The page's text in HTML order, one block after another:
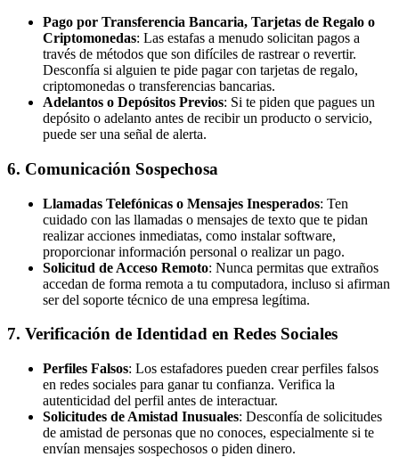
Pago por Transferencia Bancaria, Tarjetas de Regalo o
Criptomonedas: Las estafas a menudo solicitan pagos a
través de métodos que son difíciles de rastrear o revertir.
Desconfía si alguien te pide pagar con tarjetas de regalo,
criptomonedas o transferencias bancarias.
Adelantos o Depósitos Previos: Si te piden que pagues un
depósito o adelanto antes de recibir un producto o servicio,
puede ser una señal de alerta.
6. Comunicación Sospechosa
Llamadas Telefónicas o Mensajes Inesperados: Ten
cuidado con las llamadas o mensajes de texto que te pidan
realizar acciones inmediatas, como instalar software,
proporcionar información personal o realizar un pago.
Solicitud de Acceso Remoto: Nunca permitas que extraños
accedan de forma remota a tu computadora, incluso si afirman
ser del soporte técnico de una empresa legítima.
7. Verificación de Identidad en Redes Sociales
Perfiles Falsos: Los estafadores pueden crear perfiles falsos
en redes sociales para ganar tu confianza. Verifica la
autenticidad del perfil antes de interactuar.
Solicitudes de Amistad Inusuales: Desconfía de solicitudes
de amistad de personas que no conoces, especialmente si te
envían mensajes sospechosos o piden dinero.